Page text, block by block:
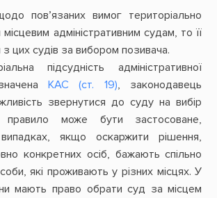
пов’язаних вимог територіально
місцевим адміністративним судам, то її
цих судів за вибором позивача.
підсудність адміністративної
КАС (ст. 19), законодавець
звернутися до суду на вибір
може бути застосоване,
якщо оскаржити рішення,
конкретних осіб, бажають спільно
які проживають у різних місцях. У
мають право обрати суд за місцем